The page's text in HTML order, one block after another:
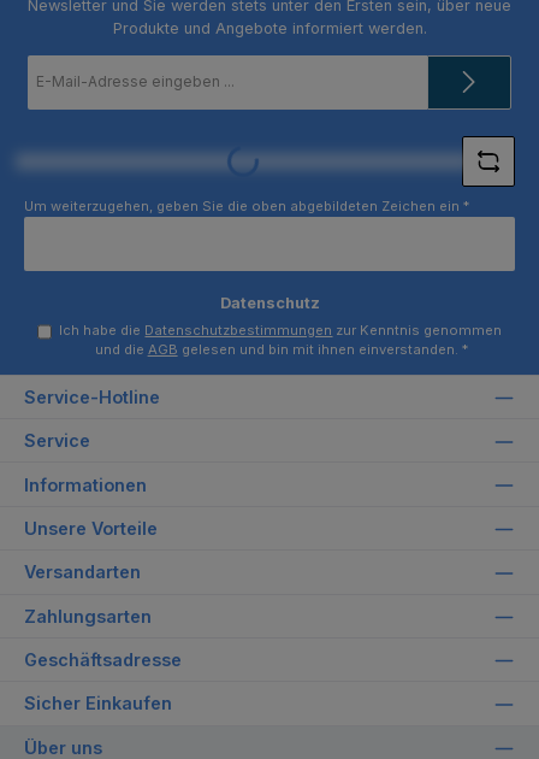
Newsletter und Sie werden stets unter den Ersten sein, über neue
Produkte und Angebote informiert werden.
Mail-
Loading...
Um weiterzugehen, geben Sie die oben abgebildeten Zeichen ein *
Datenschutz
Ich habe die Datenschutzbestimmungen zur Kenntnis genommen
und die AGB gelesen und bin mit ihnen einverstanden. *
Service-Hotline
Service
Informationen
Unsere Vorteile
Versandarten
Zahlungsarten
Geschäftsadresse
Sicher Einkaufen
Über uns